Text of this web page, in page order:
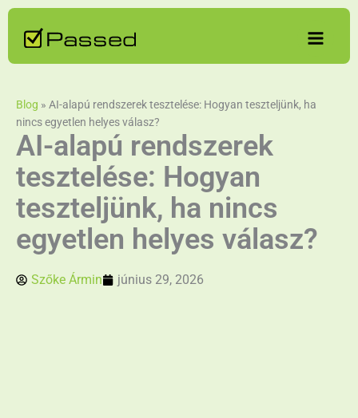
Skip
content
Blog » AI-alapú rendszerek tesztelése: Hogyan teszteljünk, ha
nincs egyetlen helyes válasz?
AI-alapú rendszerek
tesztelése: Hogyan
teszteljünk, ha nincs
egyetlen helyes válasz?
Szőke Ármin június 29, 2026